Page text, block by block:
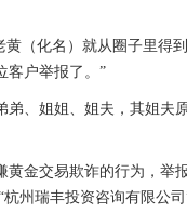
（化名）就从圈子里得
客户举报了。”
、姐姐、姐夫，其姐
金交易欺诈的行为，举
州瑞丰投资咨询有限公司